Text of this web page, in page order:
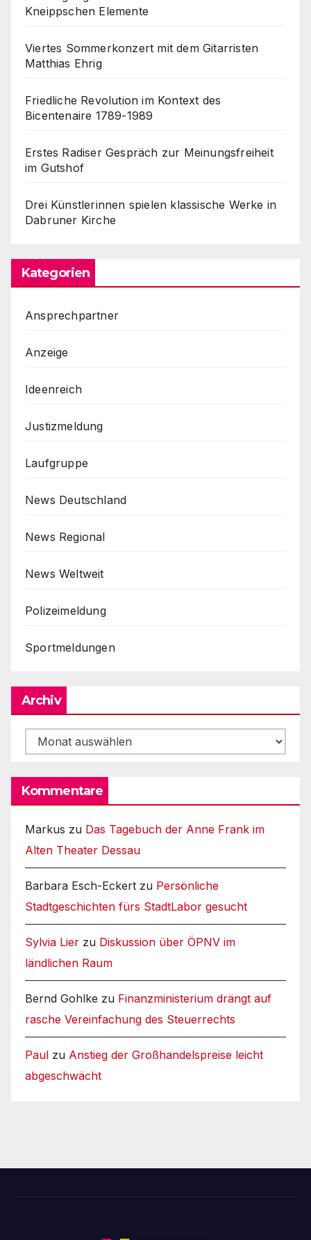
Kneippschen Elemente
Viertes Sommerkonzert mit dem Gitarristen
Matthias Ehrig
Friedliche Revolution im Kontext des
Bicentenaire 1789-1989
Erstes Radiser Gespräch zur Meinungsfreiheit
im Gutshof
Drei Künstlerinnen spielen klassische Werke in
Dabruner Kirche
Kategorien
Ansprechpartner
Anzeige
Ideenreich
Justizmeldung
Laufgruppe
News Deutschland
News Regional
News Weltweit
Polizeimeldung
Sportmeldungen
Archiv
Archiv
Kommentare
Markus zu Das Tagebuch der Anne Frank im
Alten Theater Dessau
Barbara Esch-Eckert zu Persönliche
Stadtgeschichten fürs StadtLabor gesucht
Sylvia Lier zu Diskussion über ÖPNV im
ländlichen Raum
Bernd Gohlke zu Finanzministerium drängt auf
rasche Vereinfachung des Steuerrechts
Paul zu Anstieg der Großhandelspreise leicht
abgeschwächt